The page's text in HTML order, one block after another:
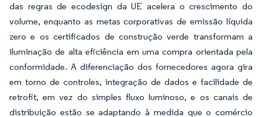
das regras de ecodesign da UE acelera o crescimento do
volume, enquanto as metas corporativas de emissão líquida
zero e os certificados de construção verde transformam a
iluminação de alta eficiência em uma compra orientada pela
conformidade. A diferenciação dos fornecedores agora gira
em torno de controles, integração de dados e facilidade de
retrofit, em vez do simples fluxo luminoso, e os canais de
distribuição estão se adaptando à medida que o comércio